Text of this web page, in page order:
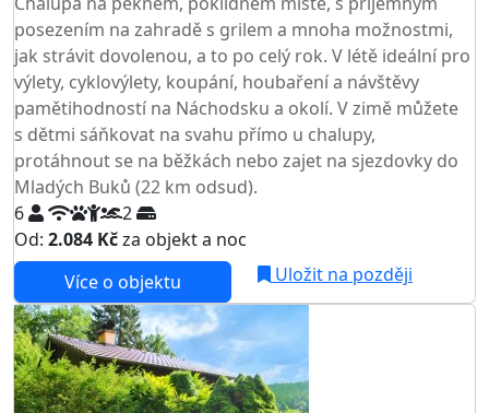
posezením na zahradě s grilem a mnoha možnostmi,
jak strávit dovolenou, a to po celý rok. V létě ideální pro
výlety, cyklovýlety, koupání, houbaření a návštěvy
pamětihodností na Náchodsku a okolí. V zimě můžete
s dětmi sáňkovat na svahu přímo u chalupy,
protáhnout se na běžkách nebo zajet na sjezdovky do
Mladých Buků (22 km odsud).
6
2
Od: 2.084 Kčza objekt a noc
Více o objektu
Uložit na později